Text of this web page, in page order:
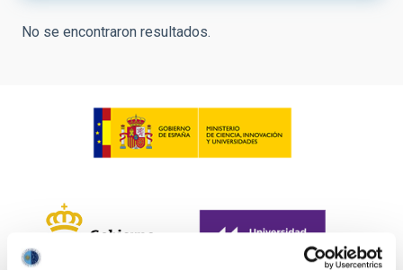
No se encontraron resultados.